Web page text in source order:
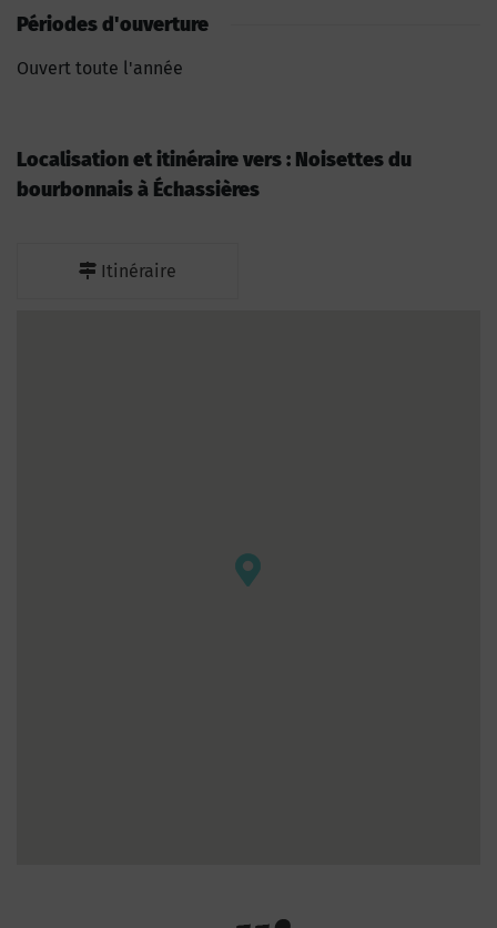
Périodes d'ouverture
Ouvert toute l'année
Localisation et itinéraire vers : Noisettes du
bourbonnais à Échassières
Itinéraire